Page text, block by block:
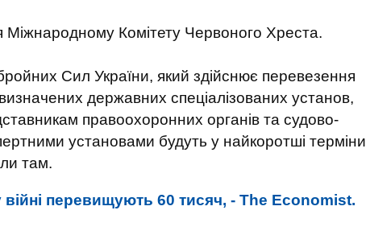
Комітету Червоного Хреста.
Сил України, який здійснює перевезення
державних спеціалізованих установ,
правоохоронних органів та судово-
установами будуть у найкоротші терміни
там.
війні перевищують 60 тисяч, - The Economist.